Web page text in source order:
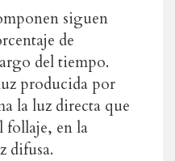
siguen
de
del tiempo.
producida por
la luz directa que
follaje, en la
difusa.